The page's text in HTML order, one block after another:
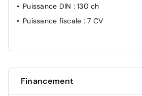
Puissance DIN : 130 ch
Puissance fiscale : 7 CV
Financement